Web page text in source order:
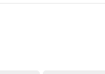
ロポーズをしてきた上